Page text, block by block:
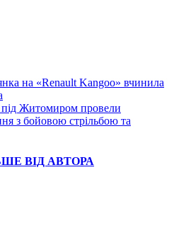
на «Renault Kangoo» вчинила
під Житомиром провели
з бойовою стрільбою та
ВІД АВТОРА